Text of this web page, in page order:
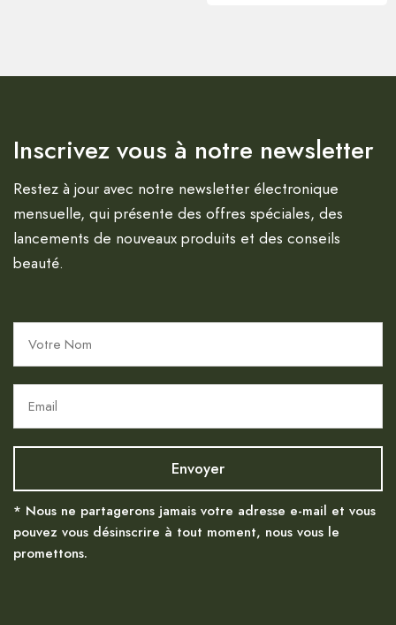
Inscrivez vous à notre newsletter
Restez à jour avec notre newsletter électronique
mensuelle, qui présente des offres spéciales, des
lancements de nouveaux produits et des conseils
beauté.
* Nous ne partagerons jamais votre adresse e-mail et vous
pouvez vous désinscrire à tout moment, nous vous le
promettons.